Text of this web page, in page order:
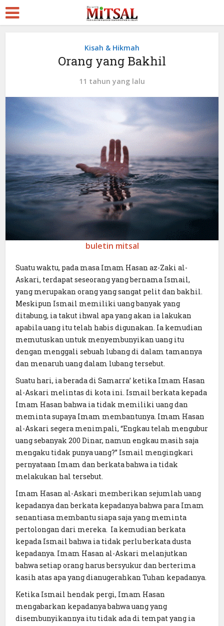
Kisah & Hikmah
Orang yang Bakhil
11 tahun yang lalu
buletin mitsal
Suatu waktu, pada masa Imam Hasan az-Zaki al-
Askari, terdapat seseorang yang bernama Ismail,
yang merupakan orang yang sangat pelit dan bakhil.
Meskipun Ismail memiliki uang banyak yang
ditabung, ia takut ihwal apa yang akan ia lakukan
apabila uang itu telah habis digunakan. Ia kemudian
memutuskan untuk menyembunyikan uang itu
dengan menggali sebuah lubang di dalam tamannya
dan menaruh uang dalam lubang tersebut.
Suatu hari, ia berada di Samarra’ ketika Imam Hasan
al-Askari melintas di kota ini. Ismail berkata kepada
Imam Hasan bahwa ia tidak memiliki uang dan
meminta supaya Imam membantunya. Imam Hasan
al-Askari segera menimpali, “Engkau telah mengubur
uang sebanyak 200 Dinar, namun engkau masih saja
mengaku tidak punya uang?” Ismail mengingkari
pernyataan Imam dan berkata bahwa ia tidak
melakukan hal tersebut.
Imam Hasan al-Askari memberikan sejumlah uang
kepadanya dan berkata kepadanya bahwa para Imam
senantiasa membantu siapa saja yang meminta
pertolongan dari mereka. Ia kemudian berkata
kepada Ismail bahwa ia tidak perlu berkata dusta
kepadanya. Imam Hasan al-Askari melanjutkan
bahwa setiap orang harus bersyukur dan berterima
kasih atas apa yang dianugerahkan Tuhan kepadanya.
Ketika Ismail hendak pergi, Imam Hasan
mengabarkan kepadanya bahwa uang yang
disembunyikannya itu tidak ada di tempat yang ia